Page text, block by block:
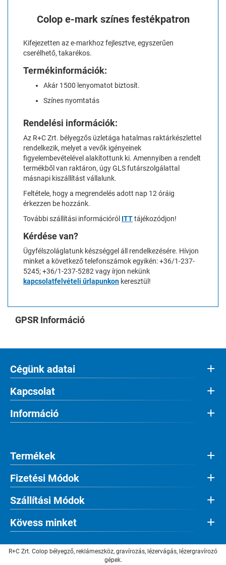
Colop e-mark színes festékpatron
Kifejezetten az e-markhoz fejlesztve, egyszerűen
cserélhető, takarékos.
Termékinformációk:
Akár 1500 lenyomatot biztosít.
Színes nyomtatás
Rendelési információk:
Az R+C Zrt. bélyegzős üzletága hatalmas raktárkészlettel
rendelkezik, melyet a vevők igényeinek
figyelembevételével alakítottunk ki. Amennyiben a rendelt
termékből van raktáron, úgy GLS futárszolgálattal
másnapi kiszállítást vállalunk.
Feltétele, hogy a megrendelés adott nap 12 óráig
érkezzen be hozzánk.
További szállítási információról ITTtájékozódjon!
Kérdése van?
Ügyfélszoláglatunk készséggel áll rendelkezésére. Hívjon
minket a következő telefonszámok egyikén: +36/1-237-
5245; +36/1-237-5282 vagy írjon nekünk
kapcsolatfelvételi űrlapunkon keresztül!
GPSR Információ
Cégünk adatai
Kapcsolat
Információ
Termékek
Fizetési Módok
Szállítási Módok
Kövess minket
R+C Zrt. Colop bélyegző, reklámeszköz, gravírozás, lézervágás, lézergravírozó
gépek.